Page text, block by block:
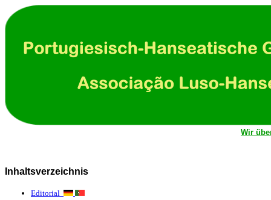
Wir
Inhaltsverzeichnis
Editorial